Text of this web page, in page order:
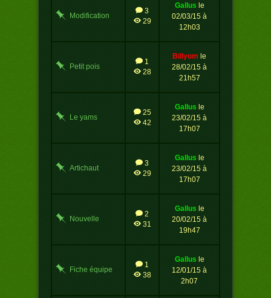
Modification
3
29
gallus le
02/03/15 à
12h03
Petit pois
1
28
billyom le
28/02/15 à
21h57
Le yams
25
42
gallus le
23/02/15 à
17h07
Artichaut
3
29
gallus le
23/02/15 à
17h07
Nouvelle
2
31
gallus le
20/02/15 à
19h47
Fiche équipe
1
38
gallus le
12/01/15 à
2h07